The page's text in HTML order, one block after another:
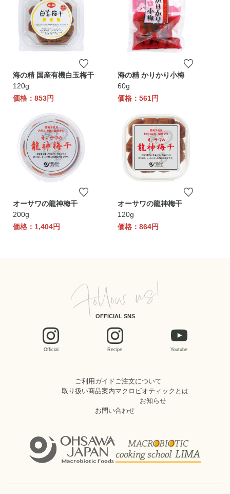
海の精 国産有機白玉梅干
120g
価格：853円
海の精 かりかり小梅
60g
価格：561円
オーサワの龍神梅干
200g
価格：1,404円
オーサワの龍神梅干
120g
価格：864円
OFFICIAL SNS
Official Recipe Youtube
ご利用ガイド ご注文について
取り扱い商品案内マクロビオティックとは
お知らせ
お問い合わせ